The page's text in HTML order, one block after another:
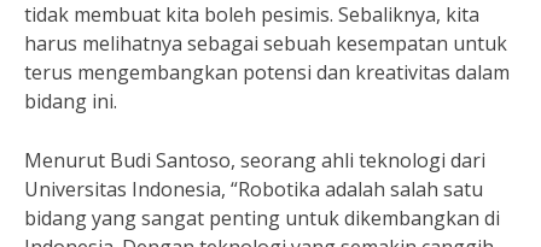
tidak membuat kita boleh pesimis. Sebaliknya, kita
harus melihatnya sebagai sebuah kesempatan untuk
terus mengembangkan potensi dan kreativitas dalam
bidang ini.
Menurut Budi Santoso, seorang ahli teknologi dari
Universitas Indonesia, “Robotika adalah salah satu
bidang yang sangat penting untuk dikembangkan di